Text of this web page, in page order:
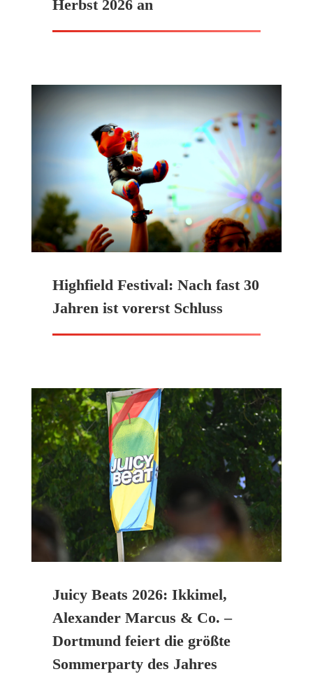
Herbst 2026 an
Highfield Festival: Nach fast 30
Jahren ist vorerst Schluss
Juicy Beats 2026: Ikkimel,
Alexander Marcus & Co. –
Dortmund feiert die größte
Sommerparty des Jahres